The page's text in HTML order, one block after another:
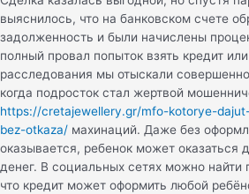
выяснилось, что на банковском счете
задолженность и были начислены
полный провал попыток взять кредит
расследования мы отыскали
когда подросток стал жертвой
https://cretajewellery.gr/mfo-kotorye-
bez-otkaza/ махинаций. Даже без
оказывается, ребенок может оказаться
денег. В социальных сетях можно найти
что кредит может оформить любой